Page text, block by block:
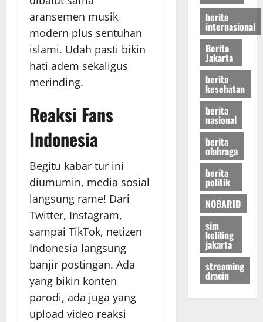
aransemen musik
modern plus sentuhan
islami. Udah pasti bikin
hati adem sekaligus
merinding.
Reaksi Fans
Indonesia
Begitu kabar tur ini
diumumin, media sosial
langsung rame! Dari
Twitter, Instagram,
sampai TikTok, netizen
Indonesia langsung
banjir postingan. Ada
yang bikin konten
parodi, ada juga yang
upload video reaksi
berita
internasional
Berita
Jakarta
berita
kesehatan
berita
nasional
berita
olahraga
berita
politik
NOBARID
sim
keliling
jakarta
streaming
dracin